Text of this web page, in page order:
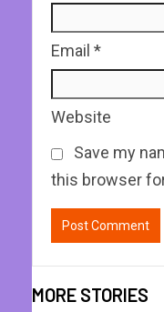
Email *
Website
Save my
this browser
MORE STORIES